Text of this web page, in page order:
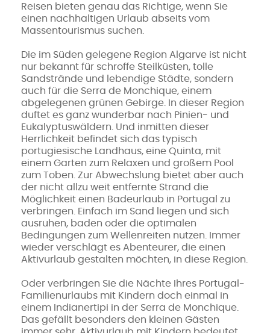
Reisen bieten genau das Richtige, wenn Sie
einen nachhaltigen Urlaub abseits vom
Massentourismus suchen.
Die im Süden gelegene Region Algarve ist nicht
nur bekannt für schroffe Steilküsten, tolle
Sandstrände und lebendige Städte, sondern
auch für die Serra de Monchique, einem
abgelegenen grünen Gebirge. In dieser Region
duftet es ganz wunderbar nach Pinien- und
Eukalyptuswäldern. Und inmitten dieser
Herrlichkeit befindet sich das typisch
portugiesische Landhaus, eine Quinta, mit
einem Garten zum Relaxen und großem Pool
zum Toben. Zur Abwechslung bietet aber auch
der nicht allzu weit entfernte Strand die
Möglichkeit einen Badeurlaub in Portugal zu
verbringen. Einfach im Sand liegen und sich
ausruhen, baden oder die optimalen
Bedingungen zum Wellenreiten nutzen. Immer
wieder verschlägt es Abenteurer, die einen
Aktivurlaub gestalten möchten, in diese Region.
Oder verbringen Sie die Nächte Ihres Portugal-
Familienurlaubs mit Kindern doch einmal in
einem Indianertipi in der Serra de Monchique.
Das gefällt besonders den kleinen Gästen